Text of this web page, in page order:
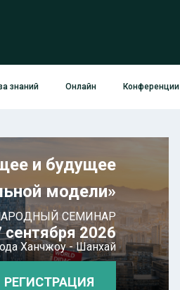
знаний Онлайн Конференции
и будущее
модели»
СЕМИНАР
сентября 2026
Ханчжоу - Шанхай
РЕГИСТРАЦИЯ